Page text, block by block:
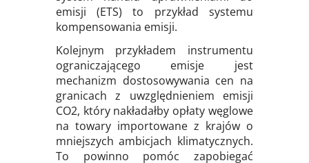
emisji (ETS) to przykład systemu
kompensowania emisji.
Kolejnym przykładem instrumentu
ograniczającego emisje jest
mechanizm dostosowywania cen na
granicach z uwzględnieniem emisji
CO2, który nakładałby opłaty węglowe
na towary importowane z krajów o
mniejszych ambicjach klimatycznych.
To powinno pomóc zapobiegać